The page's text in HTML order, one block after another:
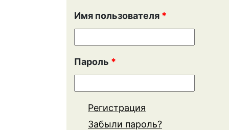
Имя пользователя *
Пароль *
Регистрация
Забыли пароль?